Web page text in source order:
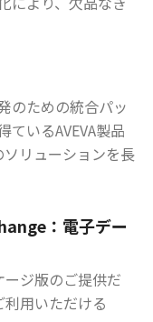
のための統合パッ
いるAVEVA製品
ソリューションを長
：電子デー
ジ版のご提供だ
用いただける